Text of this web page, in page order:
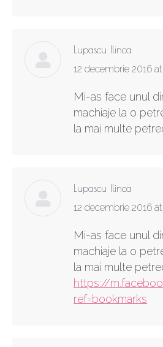
Lupascu Ilinca
says:
12 decembrie 2016
Mi-as face unul
machiaje la o
la mai multe
Lupascu Ilinca
says:
12 decembrie 2016
Mi-as face unul
machiaje la o
la mai multe
https://
ref=bookmarks